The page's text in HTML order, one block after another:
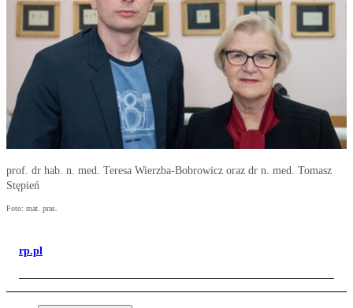
prof. dr hab. n. med. Teresa Wierzba-Bobrowicz oraz dr n. med. Tomasz
Stępień
Foto: mat. pras.
rp.pl